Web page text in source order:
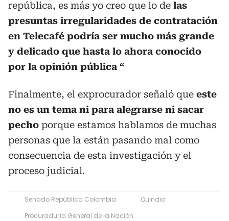
república, es más yo creo que lo de las
presuntas irregularidades de contratación
en Telecafé podría ser mucho más grande
y delicado que hasta lo ahora conocido
por la opinión pública “
Finalmente, el exprocurador señaló que este
no es un tema ni para alegrarse ni sacar
pecho porque estamos hablamos de muchas
personas que la están pasando mal como
consecuencia de esta investigación y el
proceso judicial.
Senado República Colombia
Quindio
Procuraduría General de la Nación